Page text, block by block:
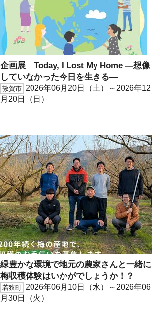
企画展 Today, I Lost My Home ―想像
していなかった今日を生きる―
敦賀市 2026年06月20日（土）～2026年12
月20日（日）
緑豊かな環境で地元の農家さんと一緒に
梅収穫体験はいかがでしょうか！？
若狭町 2026年06月10日（水）～2026年06
月30日（火）